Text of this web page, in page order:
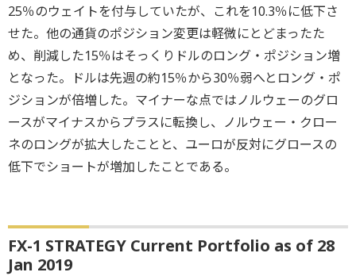
25％のウェイトを付与していたが、これを10.3％に低下さ
せた。他の通貨のポジション変更は軽微にとどまったた
め、削減した15％はそっくりドルのロング・ポジション増
となった。ドルは先週の約15％から30％弱へとロング・ポ
ジションが倍増した。マイナーな点ではノルウェーのグロ
ースがマイナスからプラスに転換し、ノルウェー・クロー
ネのロングが拡大したことと、ユーロが反対にグロースの
低下でショートが増加したことである。
FX-1 STRATEGY Current Portfolio as of 28
Jan 2019